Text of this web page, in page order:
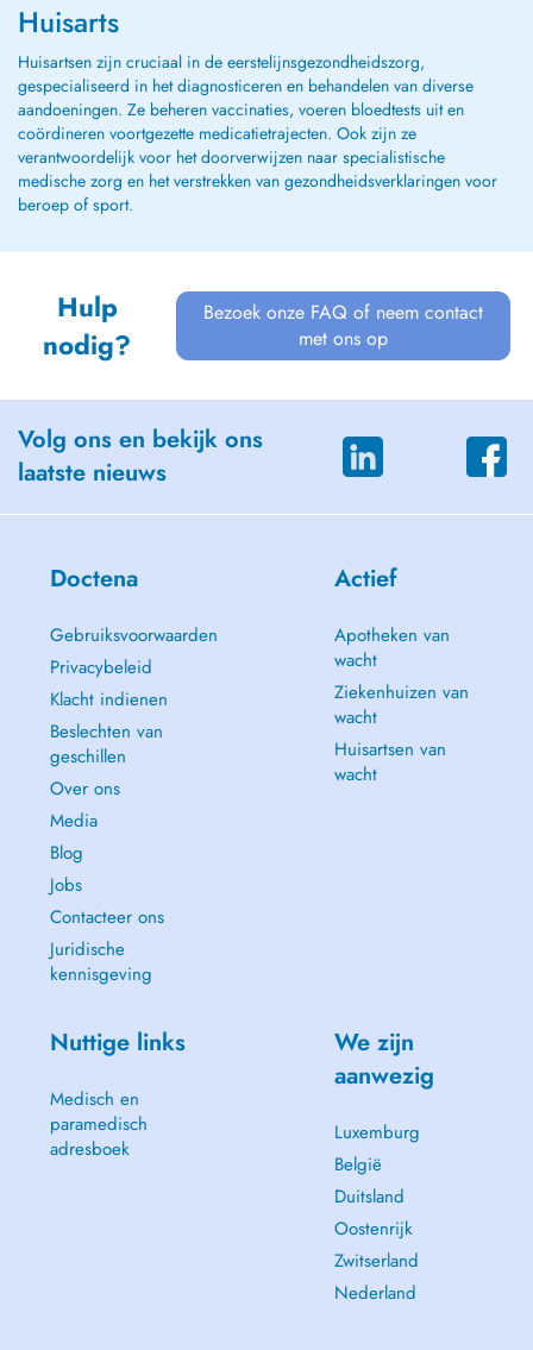
Huisarts
Huisartsen zijn cruciaal in de eerstelijnsgezondheidszorg,
gespecialiseerd in het diagnosticeren en behandelen van diverse
aandoeningen. Ze beheren vaccinaties, voeren bloedtests uit en
coördineren voortgezette medicatietrajecten. Ook zijn ze
verantwoordelijk voor het doorverwijzen naar specialistische
medische zorg en het verstrekken van gezondheidsverklaringen voor
beroep of sport.
Hulp
nodig?
Bezoek onze FAQ of neem contact
met ons op
Volg ons en bekijk ons
laatste nieuws
Doctena
Gebruiksvoorwaarden
Privacybeleid
Klacht indienen
Beslechten van
geschillen
Over ons
Media
Blog
Jobs
Contacteer ons
Juridische
kennisgeving
Actief
Apotheken van
wacht
Ziekenhuizen van
wacht
Huisartsen van
wacht
Nuttige links
Medisch en
paramedisch
adresboek
We zijn
aanwezig
Luxemburg
België
Duitsland
Oostenrijk
Zwitserland
Nederland